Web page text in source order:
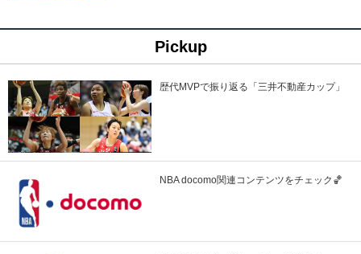
Pickup
歴代MVPで振り返る「三井不動産カップ」
NBA docomo関連コンテンツをチェック🏀